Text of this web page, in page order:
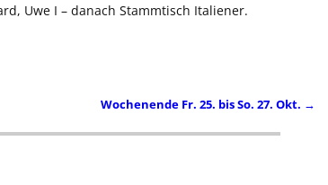
Uwe I – danach Stammtisch Italiener.
Wochenende Fr. 25. bis So. 27. Okt. →